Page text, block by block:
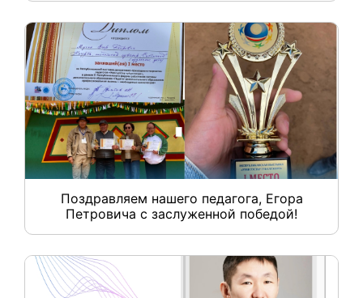
Поздравляем нашего педагога, Егора
Петровича с заслуженной победой!